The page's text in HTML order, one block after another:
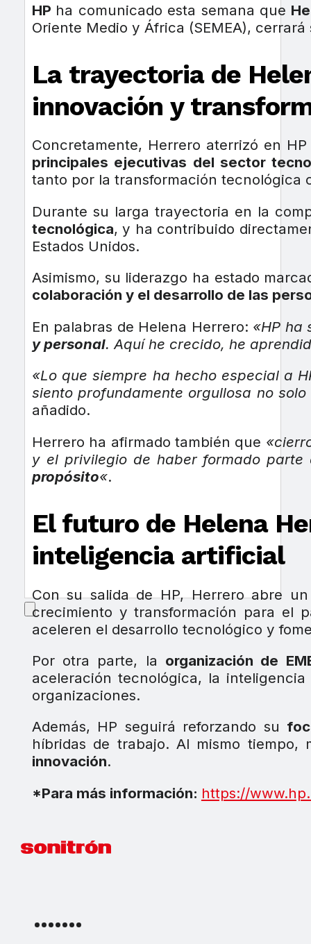
HP ha comunicado esta semana que
Oriente Medio y África (SEMEA),
La trayectoria de
innovación y
Concretamente, Herrero aterrizó en
principales ejecutivas del sector
tanto por la transformación tecnológica
Durante su larga trayectoria en la
tecnológica, y ha contribuido
Estados Unidos.
Asimismo, su liderazgo ha estado
colaboración y el desarrollo de las
En palabras de Helena Herrero: «HP ha
y personal. Aquí he crecido, he
«Lo que siempre ha hecho especial a
siento profundamente orgullosa no
añadido.
Herrero ha afirmado también que
y el privilegio de haber formado
propósito«.
El futuro de Helena
inteligencia artificial
Con su salida de HP, Herrero abre
crecimiento y transformación para el
aceleren el desarrollo tecnológico y
Por otra parte, la organización de
aceleración tecnológica, la
organizaciones.
Además, HP seguirá reforzando su
híbridas de trabajo. Al mismo
innovación.
*Para más información: https://